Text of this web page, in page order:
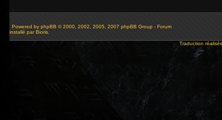
Powered by phpBB © 2000, 2002, 2005, 2007 phpBB Group - Forum
installé par Bioris.
Traduction